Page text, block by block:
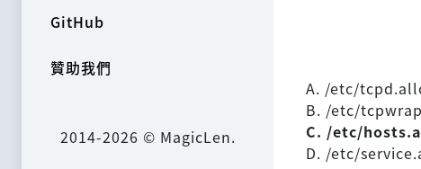
GitHub
贊助我們
2014-2026 © MagicLen.
A. /etc/
B. /etc/
C. /etc/
D. /etc/